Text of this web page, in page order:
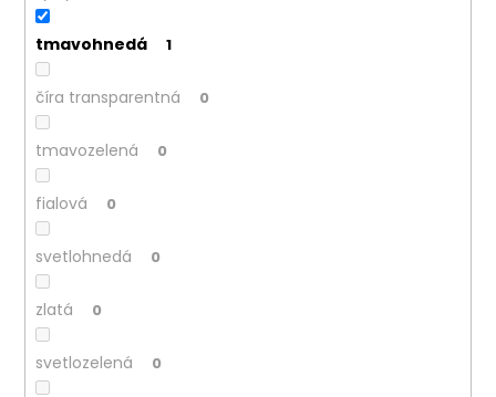
tmavohnedá 1
číra transparentná 0
tmavozelená 0
fialová 0
svetlohnedá 0
zlatá 0
svetlozelená 0